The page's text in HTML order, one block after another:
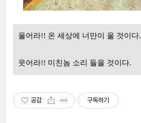
울어라!! 온 세상에 너만이 울 것이다.
웃어라!! 미친놈 소리 들을 것이다.
공감 구독하기